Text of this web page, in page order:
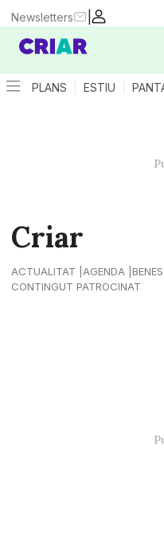
|
Newsletters
PLANS ESTIU
Criar
ACTUALITAT AGENDA
CONTINGUT PATROCINAT